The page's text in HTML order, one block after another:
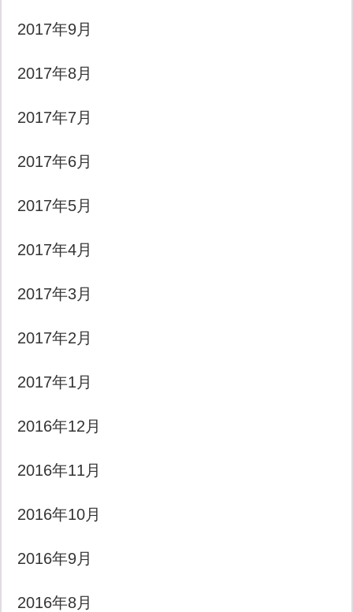
2017年9月
2017年8月
2017年7月
2017年6月
2017年5月
2017年4月
2017年3月
2017年2月
2017年1月
2016年12月
2016年11月
2016年10月
2016年9月
2016年8月